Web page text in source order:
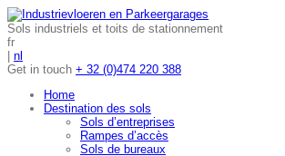
Sols industriels et toits de stationnement
fr
nl
Get in touch + 32 (0)474 220 388
Home
Destination des sols
Sols d’entreprises
Rampes d’accès
Sols de bureaux